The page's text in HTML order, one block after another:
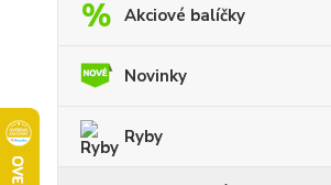
Akciové balíčky
Novinky
Ryby